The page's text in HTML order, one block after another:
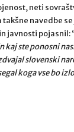
neti
navedbe se
javnosti pojasnil:
kaj ste ponosni
slovenski
koga vse bo